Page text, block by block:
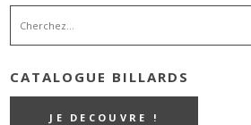
CATALOGUE BILLARDS
JE DECOUVRE !